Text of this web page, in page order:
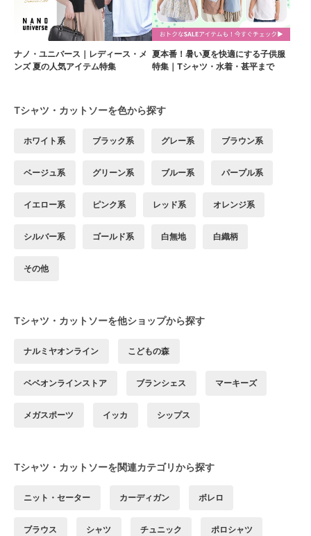
ナノ・ユニバース｜レディース・メ
ンズ 夏の人気アイテム特集
夏本番！暑い夏を快適にする子供服
特集｜Tシャツ・水着・甚平まで
Tシャツ・カットソーを色から探す
ホワイト系 ブラック系 グレー系 ブラウン系
ベージュ系 グリーン系 ブルー系 パープル系
イエロー系 ピンク系 レッド系 オレンジ系
シルバー系 ゴールド系 白無地 白織柄
その他
Tシャツ・カットソーを他ショップから探す
ナルミヤオンライン こどもの森
ベベオンラインストア ブランシェス マーキーズ
メガスポーツ イッカ シップス
Tシャツ・カットソーを関連カテゴリから探す
ニット・セーター カーディガン ボレロ
ブラウス シャツ チュニック ポロシャツ